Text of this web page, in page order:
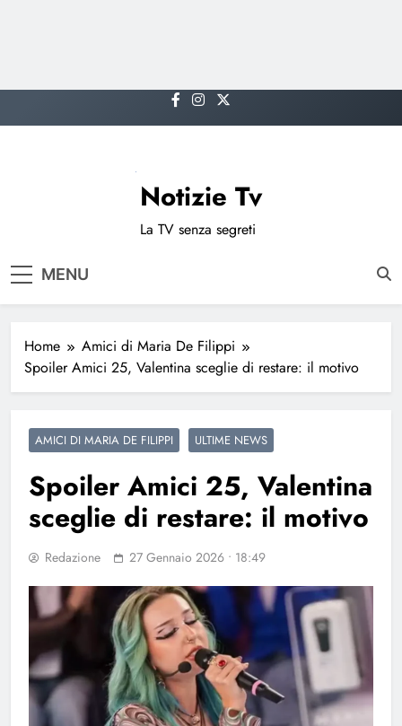
to
Notizie Tv
La TV senza segreti
MENU
Home
Amici di Maria De Filippi
Spoiler Amici 25, Valentina sceglie di restare: il motivo
AMICI DI MARIA DE FILIPPI ULTIME NEWS
Spoiler Amici 25, Valentina
sceglie di restare: il motivo
Redazione 27 Gennaio 2026 • 18:49